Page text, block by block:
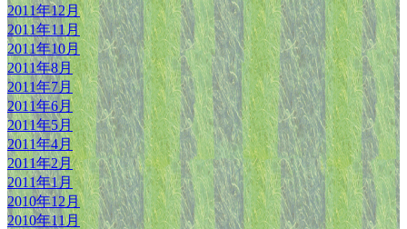
2011年12月
2011年11月
2011年10月
2011年8月
2011年7月
2011年6月
2011年5月
2011年4月
2011年2月
2011年1月
2010年12月
2010年11月